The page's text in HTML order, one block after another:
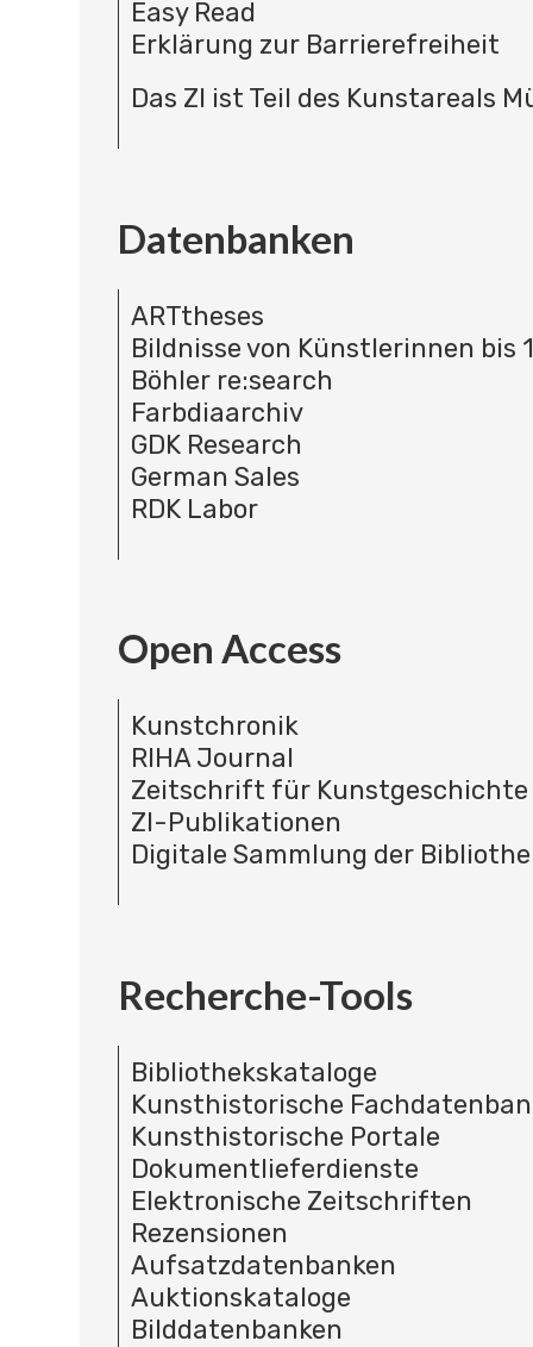
Easy Read
Erklärung zur Barrierefreiheit
Das ZI ist Teil des Kunstareals
Datenbanken
ARTtheses
Bildnisse von Künstlerinnen bis
Böhler re:search
Farbdiaarchiv
GDK Research
German Sales
RDK Labor
Open Access
Kunstchronik
RIHA Journal
Zeitschrift für Kunstgeschichte
ZI-Publikationen
Digitale Sammlung der
Recherche-Tools
Bibliothekskataloge
Kunsthistorische
Kunsthistorische Portale
Dokumentlieferdienste
Elektronische Zeitschriften
Rezensionen
Aufsatzdatenbanken
Auktionskataloge
Bilddatenbanken